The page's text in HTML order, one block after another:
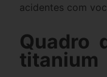
acidentes com
Quadro
titanium